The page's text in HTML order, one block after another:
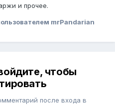
и прочее.
mrPandarian
чтобы
после входа в